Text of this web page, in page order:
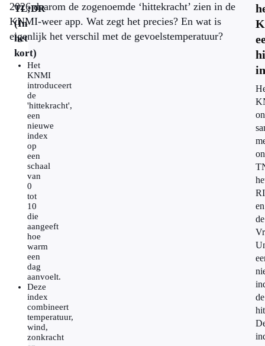
TL;DR
(In
het
kort)
Het
KNMI
introduceert
de
'hittekracht',
een
nieuwe
index
op
een
schaal
van
0
tot
10
die
aangeeft
hoe
warm
een
dag
aanvoelt.
Deze
index
combineert
temperatuur,
wind,
zonkracht
2026 daarom de zogenoemde ‘hittekracht’ zien in de
KNMI-weer app. Wat zegt het precies? En wat is
eigenlijk het verschil met de gevoelstemperatuur?
en
de
de